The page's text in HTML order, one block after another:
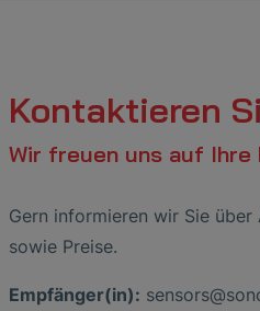
Kontaktieren
Wir freuen uns auf Ihre
Gern informieren wir Sie
sowie Preise.
Empfänger(in): sensors@